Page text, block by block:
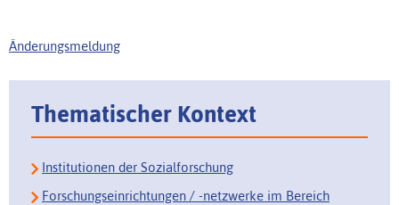
Änderungsmeldung
Thematischer Kontext
Institutionen der Sozialforschung
Forschungseinrichtungen / -netzwerke im Bereich